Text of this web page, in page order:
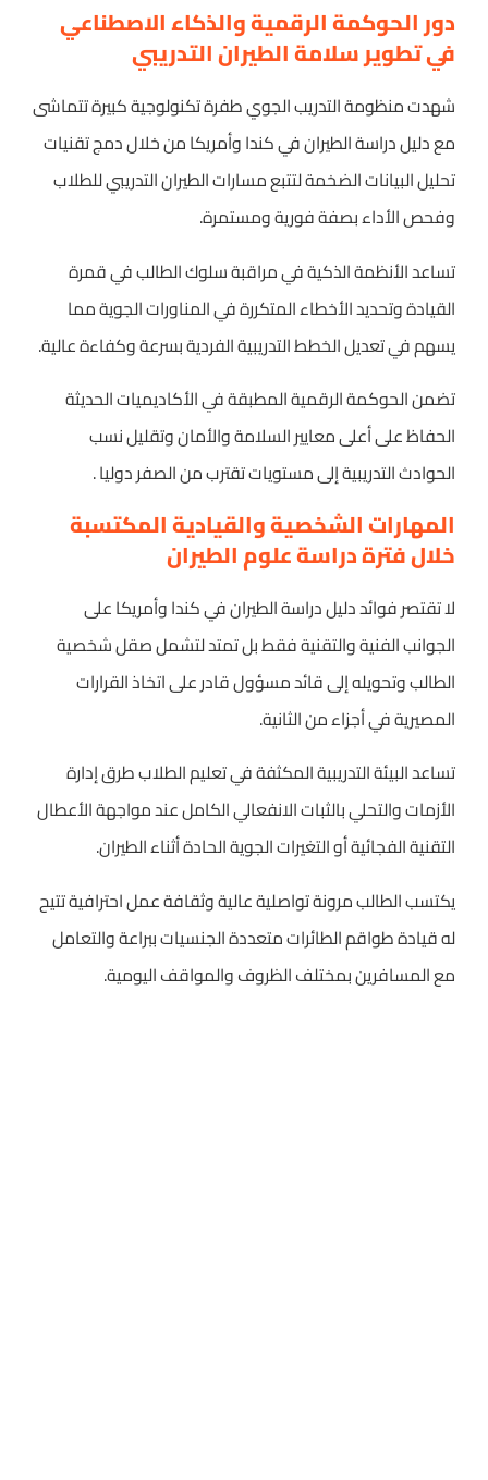
دور الحوكمة الرقمية والذكاء الاصطناعي
في تطوير سلامة الطيران التدريبي
شهدت منظومة التدريب الجوي طفرة تكنولوجية كبيرة تتماشى
مع دليل دراسة الطيران في كندا وأمريكا من خلال دمج تقنيات
تحليل البيانات الضخمة لتتبع مسارات الطيران التدريبي للطلاب
وفحص الأداء بصفة فورية ومستمرة.
تساعد الأنظمة الذكية في مراقبة سلوك الطالب في قمرة
القيادة وتحديد الأخطاء المتكررة في المناورات الجوية مما
يسهم في تعديل الخطط التدريبية الفردية بسرعة وكفاءة عالية.
تضمن الحوكمة الرقمية المطبقة في الأكاديميات الحديثة
الحفاظ على أعلى معايير السلامة والأمان وتقليل نسب
الحوادث التدريبية إلى مستويات تقترب من الصفر دوليا .
المهارات الشخصية والقيادية المكتسبة
خلال فترة دراسة علوم الطيران
لا تقتصر فوائد دليل دراسة الطيران في كندا وأمريكا على
الجوانب الفنية والتقنية فقط بل تمتد لتشمل صقل شخصية
الطالب وتحويله إلى قائد مسؤول قادر على اتخاذ القرارات
المصيرية في أجزاء من الثانية.
تساعد البيئة التدريبية المكثفة في تعليم الطلاب طرق إدارة
الأزمات والتحلي بالثبات الانفعالي الكامل عند مواجهة الأعطال
التقنية الفجائية أو التغيرات الجوية الحادة أثناء الطيران.
يكتسب الطالب مرونة تواصلية عالية وثقافة عمل احترافية تتيح
له قيادة طواقم الطائرات متعددة الجنسيات ببراعة والتعامل
مع المسافرين بمختلف الظروف والمواقف اليومية.